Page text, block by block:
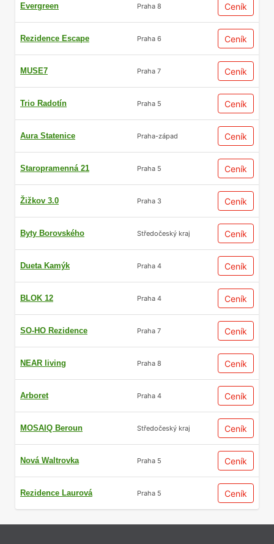
Evergreen Praha 8 Ceník
Rezidence Escape Praha 6 Ceník
MUSE7 Praha 7 Ceník
Trio Radotín Praha 5 Ceník
Aura Statenice Praha-západ Ceník
Staropramenná 21 Praha 5 Ceník
Žižkov 3.0 Praha 3 Ceník
Byty Borovského Středočeský kraj Ceník
Dueta Kamýk Praha 4 Ceník
BLOK 12 Praha 4 Ceník
SO-HO Rezidence Praha 7 Ceník
NEAR living Praha 8 Ceník
Arboret Praha 4 Ceník
MOSAIQ Beroun Středočeský kraj Ceník
Nová Waltrovka Praha 5 Ceník
Rezidence Laurová Praha 5 Ceník